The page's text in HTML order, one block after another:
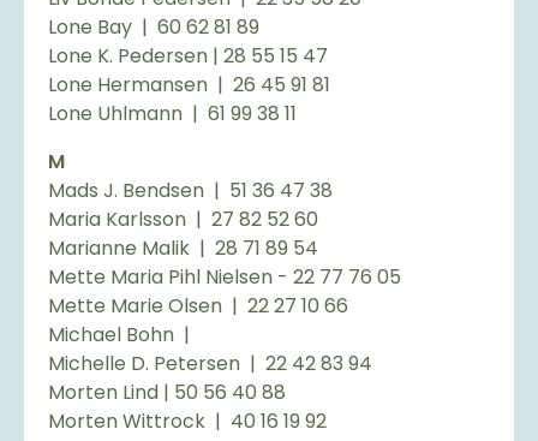
Lone Bay | 60 62 81 89
Lone K. Pedersen | 28 55 15 47
Lone Hermansen | 26 45 91 81
Lone Uhlmann | 61 99 38 11
M
Mads J. Bendsen | 51 36 47 38
Maria Karlsson | 27 82 52 60
Marianne Malik | 28 71 89 54
Mette Maria Pihl Nielsen - 22 77 76 05
Mette Marie Olsen | 22 27 10 66
Michael Bohn |
Michelle D. Petersen | 22 42 83 94
Morten Lind | 50 56 40 88
Morten Wittrock | 40 16 19 92